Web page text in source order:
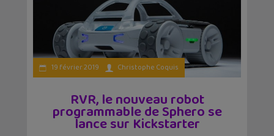
19 février 2019 Christophe Coquis
RVR, le nouveau robot
programmable de Sphero se
lance sur Kickstarter